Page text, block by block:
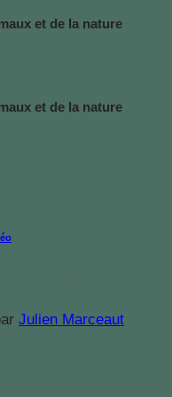
et de la nature
et de la nature
: mur
Julien Marceaut